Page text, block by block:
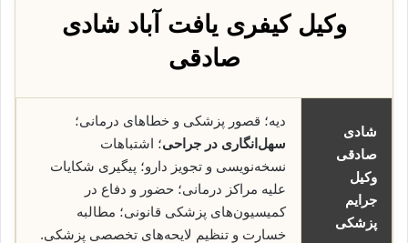
وکیل کیفری یافت آباد شادی
صادقی
شادی
صادقی
وکیل
جرایم
پزشکی
دیه؛ قصور پزشکی و خطاهای درمانی؛
سهل‌انگاری در جراحی؛ اشتباهات
نسخه‌نویسی و تجویز دارو؛ پیگیری شکایات
علیه مراکز درمانی؛ حضور و دفاع در
کمیسیون‌های پزشکی قانونی؛ مطالبه
خسارت و تنظیم لایحه‌های تخصصی پزشکی.